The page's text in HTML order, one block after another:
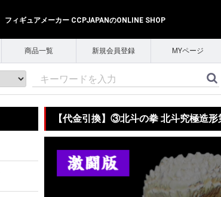
フィギュアメーカー CCPJAPANのONLINE SHOP
商品一覧 新規会員登録 MYページ
【代金引換】③北斗の拳 北斗究極造